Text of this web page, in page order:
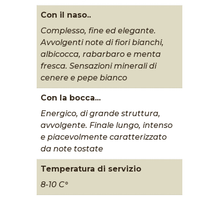
Con il naso..
Complesso, fine ed elegante.
Avvolgenti note di fiori bianchi,
albicocca, rabarbaro e menta
fresca. Sensazioni minerali di
cenere e pepe bianco
Con la bocca...
Energico, di grande struttura,
avvolgente. Finale lungo, intenso
e piacevolmente caratterizzato
da note tostate
Temperatura di servizio
8-10 C°